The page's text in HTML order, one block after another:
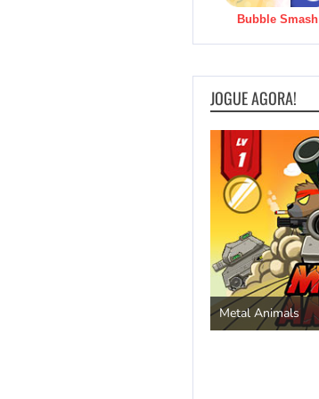
Bubble Smash
JOGUE AGORA!
Metal Animals